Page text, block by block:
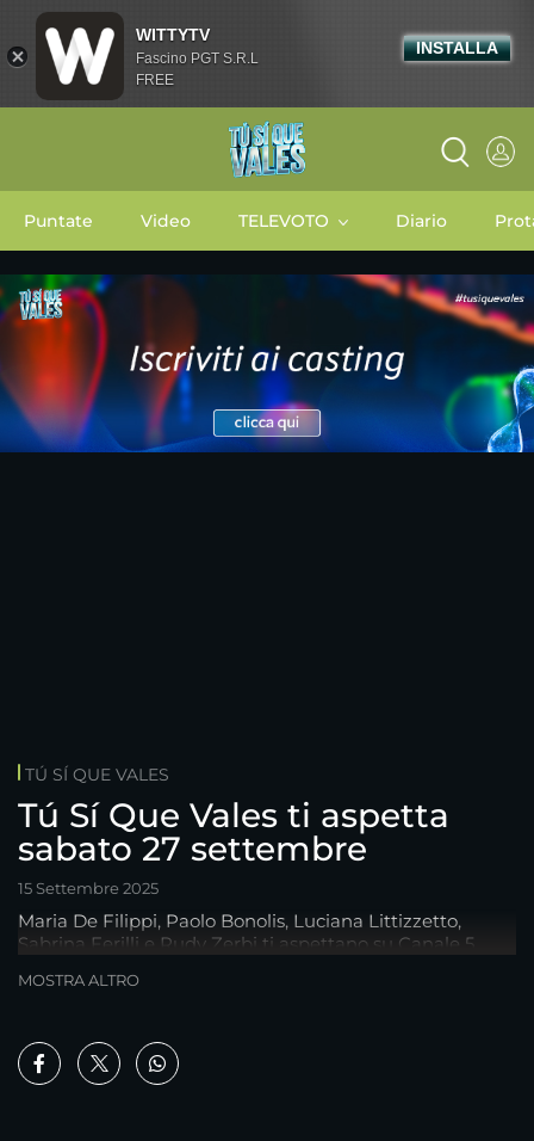
Puntate Video TELEVOTO Diario
TÚ SÍ QUE VALES
Tú Sí Que Vales ti aspetta
sabato 27 settembre
15 Settembre 2025
Maria De Filippi, Paolo Bonolis, Luciana Littizzetto,
Sabrina Ferilli e Rudy Zerbi ti aspettano su Canale 5.
MOSTRA ALTRO
WITTYTV
Fascino PGT S.R.L
FREE
INSTALLA